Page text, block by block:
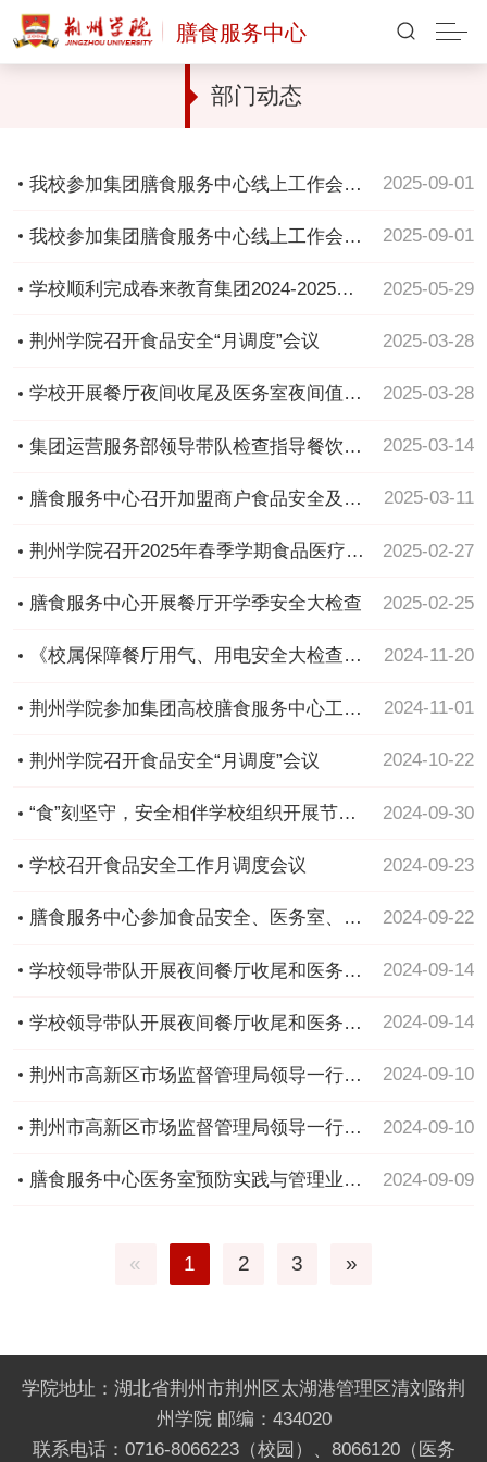
膳食服务中心
部门动态
我校参加集团膳食服务中心线上工作会议
扎实推进校园食品安全与医疗服务建设
2025-09-01
我校参加集团膳食服务中心线上工作会议
扎实推进校园食品安全与医疗服务建设
2025-09-01
学校顺利完成春来教育集团2024-2025年
第二学期膳食服务中心联评工作
2025-05-29
荆州学院召开食品安全“月调度”会议 2025-03-28
学校开展餐厅夜间收尾及医务室夜间值班
专项检查
2025-03-28
集团运营服务部领导带队检查指导餐饮、
医疗保障工作
2025-03-14
膳食服务中心召开加盟商户食品安全及规
范操作培训会议
2025-03-11
荆州学院召开2025年春季学期食品医疗安
全工作专题会议
2025-02-27
膳食服务中心开展餐厅开学季安全大检查 2025-02-25
《校属保障餐厅用气、用电安全大检查，
筑牢校园安全防线》
2024-11-20
荆州学院参加集团高校膳食服务中心工作
会议，共谋服务质量提升
2024-11-01
荆州学院召开食品安全“月调度”会议 2024-10-22
“食”刻坚守，安全相伴学校组织开展节前
餐厅安全卫生大检查
2024-09-30
学校召开食品安全工作月调度会议 2024-09-23
膳食服务中心参加食品安全、医务室、医
保日常管理培训会
2024-09-22
学校领导带队开展夜间餐厅收尾和医务室
保障检查
2024-09-14
学校领导带队开展夜间餐厅收尾和医务室
保障检查
2024-09-14
荆州市高新区市场监督管理局领导一行莅
临我校检查指导工作
2024-09-10
荆州市高新区市场监督管理局领导一行莅
临我校检查指导工作
2024-09-10
膳食服务中心医务室预防实践与管理业务 2024-09-09
« 1 2 3 »
学院地址：湖北省荆州市荆州区太湖港管理区清刘路荆
州学院 邮编：434020
联系电话：0716-8066223（校园）、8066120（医务